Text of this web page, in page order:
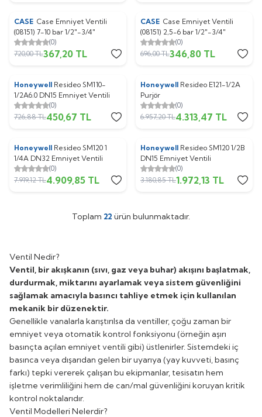
%49
Yeni
CASE Case Emniyet Ventili
(08151) 7-10 bar 1/2"-3/4"
(0)
720,00TL367,20 TL
%50
Yeni
CASE Case Emniyet Ventili
(08151) 2,5-6 bar 1/2"-3/4"
(0)
696,00TL346,80 TL
%38
Yeni
Honeywell Resideo SM110-
1/2A6.0 DN15 Emniyet Ventili
(0)
726,88TL450,67 TL
%38
Yeni
Honeywell Resideo E121-1/2A
Purjör
(0)
6.957,20TL4.313,47 TL
%38
Honeywell Resideo SM120 1
1/4A DN32 Emniyet Ventili
(0)
7.919,12TL4.909,85 TL
%38
Honeywell Resideo SM120 1/2B
DN15 Emniyet Ventili
(0)
3.180,85TL1.972,13 TL
Toplam 22 ürün bulunmaktadır.
Ventil Nedir?
Ventil, bir akışkanın (sıvı, gaz veya buhar) akışını başlatmak,
durdurmak, miktarını ayarlamak veya sistem güvenliğini
sağlamak amacıyla basıncı tahliye etmek için kullanılan
mekanik bir düzenektir.
Genellikle vanalarla karıştırılsa da ventiller, çoğu zaman bir
emniyet veya otomatik kontrol fonksiyonu (örneğin aşırı
basınçta açılan emniyet ventili gibi) üstlenirler. Sistemdeki iç
basınca veya dışarıdan gelen bir uyarıya (yay kuvveti, basınç
farkı) tepki vererek çalışan bu ekipmanlar, tesisatın hem
işletme verimliliğini hem de can/mal güvenliğini koruyan kritik
kontrol noktalarıdır.
Ventil Modelleri Nelerdir?